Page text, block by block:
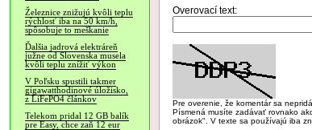
Železnice znižujú kvôli teplu
rýchlosť iba na 50 km/h,
spôsobuje to meškanie
Ďalšia jadrová elektráreň
južne od Slovenska musela
kvôli teplu znížiť výkon
V Poľsku spustili takmer
gigawatthodinové úložisko,
z LiFePO4 článkov
Telekom pridal 12 GB balík
pre Easy, chce zaň 12 eur
Overovací text:
Pre overenie, že komentár sa
Písmená musíte zadávať rovnako
obrázok". V texte sa používajú iba